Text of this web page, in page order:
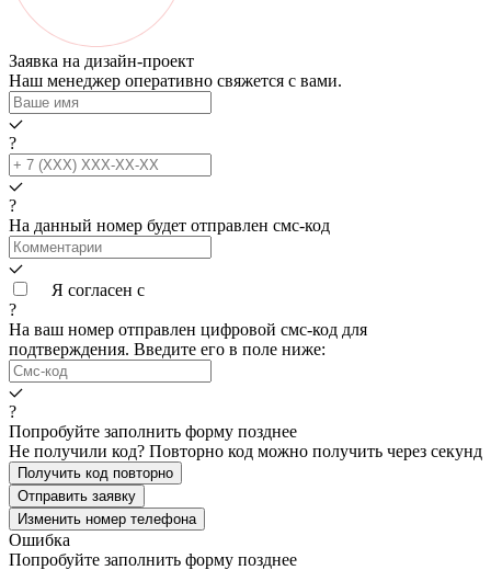
Заявка на дизайн-проект
Наш менеджер оперативно свяжется с вами.
?
?
На данный номер будет отправлен смс‑код
Я согласен с
?
На ваш номер отправлен цифровой смс-код для
подтверждения. Введите его в поле ниже:
?
Попробуйте заполнить форму позднее
Не получили код? Повторно код можно получить через секунд
Получить код повторно
Отправить заявку
Изменить номер телефона
Ошибка
Попробуйте заполнить форму позднее